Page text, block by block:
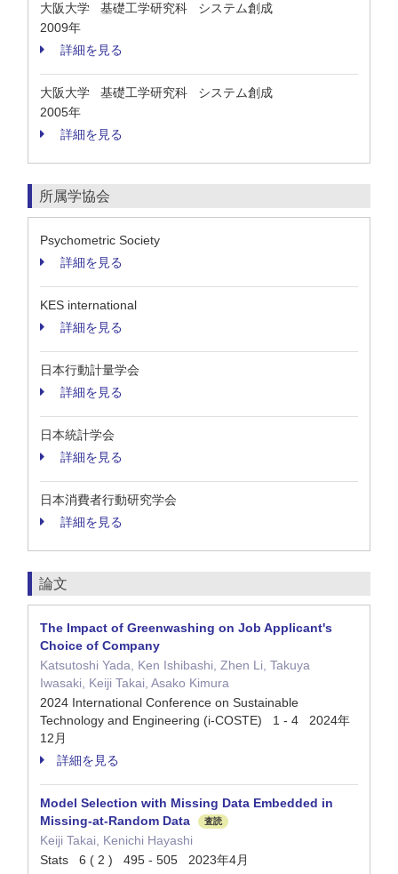
大阪大学 基礎工学研究科 システム創成
2009年
詳細を見る
大阪大学 基礎工学研究科 システム創成
2005年
詳細を見る
所属学協会
Psychometric Society
詳細を見る
KES international
詳細を見る
日本行動計量学会
詳細を見る
日本統計学会
詳細を見る
日本消費者行動研究学会
詳細を見る
論文
The Impact of Greenwashing on Job Applicant's
Choice of Company
Katsutoshi Yada, Ken Ishibashi, Zhen Li, Takuya
Iwasaki, Keiji Takai, Asako Kimura
2024 International Conference on Sustainable
Technology and Engineering (i-COSTE) 1 - 4 2024年
12月
詳細を見る
Model Selection with Missing Data Embedded in
Missing-at-Random Data
査読
Keiji Takai, Kenichi Hayashi
Stats 6 ( 2 ) 495 - 505 2023年4月